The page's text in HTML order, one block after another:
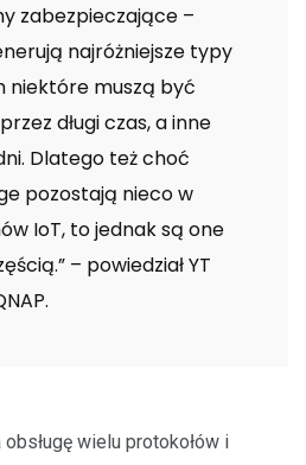
zabezpieczające –
najróżniejsze typy
niektóre muszą być
długi czas, a inne
Dlatego też choć
pozostają nieco w
IoT, to jednak są one
– powiedział YT
wielu protokołów i